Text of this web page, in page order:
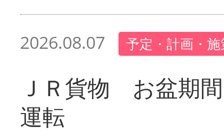
2026.08.07 予定・計画・
ＪＲ貨物 お盆期
運転